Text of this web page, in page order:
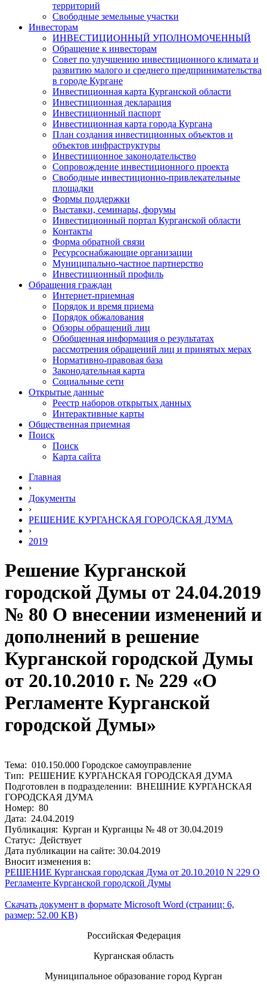
территорий
Свободные земельные участки
Инвесторам
ИНВЕСТИЦИОННЫЙ УПОЛНОМОЧЕННЫЙ
Обращение к инвесторам
Совет по улучшению инвестиционного климата и
развитию малого и среднего предпринимательства
в городе Кургане
Инвестиционная карта Курганской области
Инвестиционная декларация
Инвестиционный паспорт
Инвестиционная карта города Кургана
План создания инвестиционных объектов и
объектов инфраструктуры
Инвестиционное законодательство
Сопровождение инвестиционного проекта
Свободные инвестиционно-привлекательные
площадки
Формы поддержки
Выставки, семинары, форумы
Инвестиционный портал Курганской области
Контакты
Форма обратной связи
Ресурсоснабжающие организации
Муниципально-частное партнерство
Инвестиционный профиль
Обращения граждан
Интернет-приемная
Порядок и время приема
Порядок обжалования
Обзоры обращений лиц
Обобщенная информация о результатах
рассмотрения обращений лиц и принятых мерах
Нормативно-правовая база
Законодательная карта
Социальные сети
Открытые данные
Реестр наборов открытых данных
Интерактивные карты
Общественная приемная
Поиск
Поиск
Карта сайта
Главная
›
Документы
›
РЕШЕНИЕ КУРГАНСКАЯ ГОРОДСКАЯ ДУМА
›
2019
Решение Курганской
городской Думы от 24.04.2019
№ 80 О внесении изменений и
дополнений в решение
Курганской городской Думы
от 20.10.2010 г. № 229 «О
Регламенте Курганской
городской Думы»
Тема: 010.150.000 Городское самоуправление
Тип: РЕШЕНИЕ КУРГАНСКАЯ ГОРОДСКАЯ ДУМА
Подготовлен в подразделении: ВНЕШНИЕ КУРГАНСКАЯ
ГОРОДСКАЯ ДУМА
Номер: 80
Дата: 24.04.2019
Публикация: Курган и Курганцы № 48 от 30.04.2019
Статус: Действует
Дата публикации на сайте: 30.04.2019
Вносит изменения в:
РЕШЕНИЕ Курганская городская Дума от 20.10.2010 N 229 О
Регламенте Курганской городской Думы
Скачать документ в формате Microsoft Word (страниц: 6,
размер: 52.00 KB)
Российская Федерация
Курганская область
Муниципальное образование город Курган